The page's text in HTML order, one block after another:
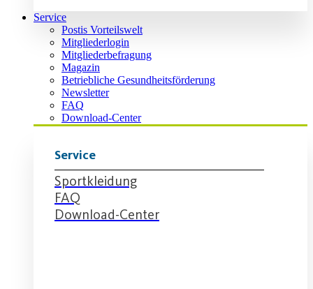
Service
Postis Vorteilswelt
Mitgliederlogin
Mitgliederbefragung
Magazin
Betriebliche Gesundheitsförderung
Newsletter
FAQ
Download-Center
Service
Sportkleidung
FAQ
Download-Center